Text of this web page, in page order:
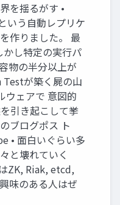
を揺るがす •
いう自動レプリケ
作りました。 最
かし特定の実行パ
物の半分以上が
Testが築く屍の山
ウェアで 意図的
引き起こして挙
ブログポス ト
• 面白いぐらい多
と壊れていく
ZK, Riak, etcd,
味のある人はぜ